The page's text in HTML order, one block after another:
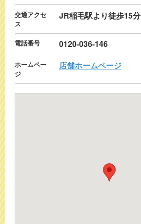
交通アクセ
ス
JR稲毛駅より徒歩15分
電話番号 0120-036-146
ホームペー
ジ
店舗ホームページ